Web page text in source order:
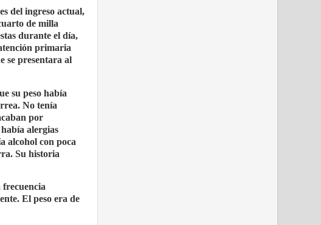
del ingreso actual,
de milla
durante el día,
primaria
se presentara al
su peso había
No tenía
por
alergias
alcohol con poca
Su historia
El peso era de